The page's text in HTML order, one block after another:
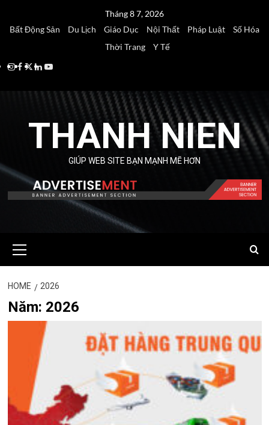
Tháng 8 7, 2026
Bất Động Sản
Du Lịch Giáo Dục Nội Thất Pháp Luật
Số Hóa
Thời Trang
Y Tế
Instagram
Facebook
Twitter
Linkedin
Youtube
THANH NIEN
GIÚP WEB SITE BẠN MẠNH MẼ HƠN
Menu
HOME 2026
Năm: 2026